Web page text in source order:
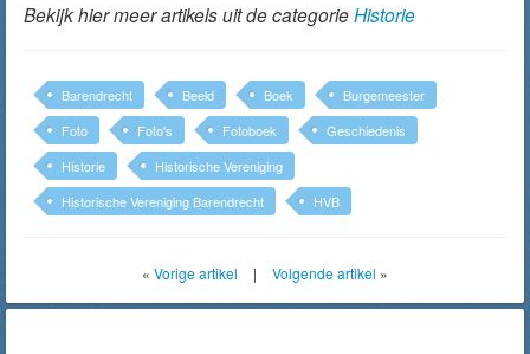
Bekijk hier meer artikels uit de categorieHistorie
Barendrecht Beeld Boek
Burgemeester
Foto
Foto's Fotoboek
Geschiedenis
Historie
Historische Vereniging
Historische Vereniging Barendrecht
HVB
« Vorige artikel | Volgende artikel »